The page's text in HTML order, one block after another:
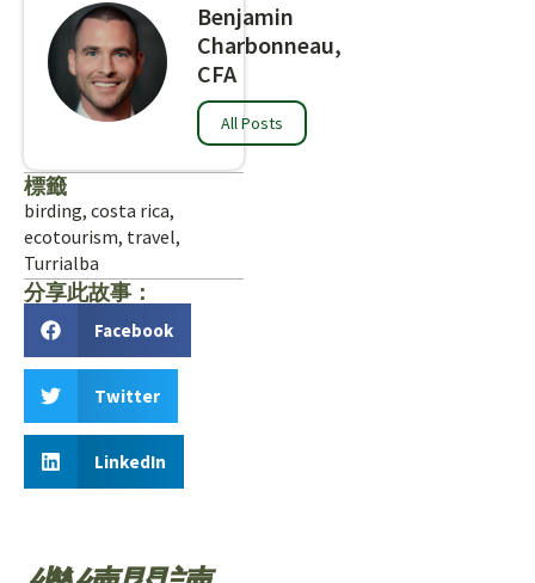
Benjamin
Charbonneau,
CFA
All Posts
標籤
birding, costa rica,
ecotourism, travel,
Turrialba
分享此故事：
Facebook
Twitter
LinkedIn